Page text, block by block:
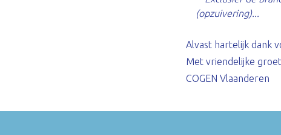
(opzuivering)...
Alvast hartelijk dank
Met vriendelijke
COGEN Vlaanderen